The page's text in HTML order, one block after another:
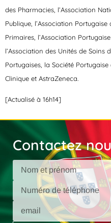
des Pharmacies, l’Association
Publique, l’Association
Primaires, l’Association
l’Association des Unités de Soins
Portugaises, la Société
Clinique et AstraZeneca.
[Actualisé à 16h14]
Contactez